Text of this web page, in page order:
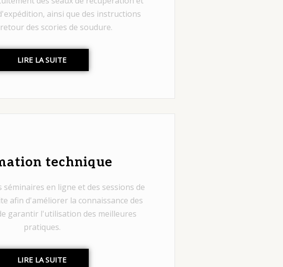
ainsi que des instructions
des scories de soudure.
LIRE LA SUITE
technique
en ligne et des sessions de
afin d'améliorer la connaissance des
garantir l'utilisation des meilleures
pratiques.
LIRE LA SUITE